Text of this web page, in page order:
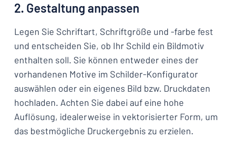
2. Gestaltung anpassen
Legen Sie Schriftart, Schriftgröße und -farbe fest
und entscheiden Sie, ob Ihr Schild ein Bildmotiv
enthalten soll. Sie können entweder eines der
vorhandenen Motive im Schilder-Konfigurator
auswählen oder ein eigenes Bild bzw. Druckdaten
hochladen. Achten Sie dabei auf eine hohe
Auflösung, idealerweise in vektorisierter Form, um
das bestmögliche Druckergebnis zu erzielen.